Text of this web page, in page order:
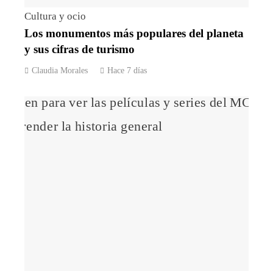
Cultura y ocio
Los monumentos más populares del planeta
y sus cifras de turismo
Claudia Morales Hace 7 días